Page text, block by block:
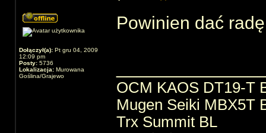
Dołączył(a): Pt gru 04, 2009
12:09 pm
Posty: 5736
Lokalizacja: Murowana
Goślina/Grajewo
Powinien dać
OCM KAOS DT19-T
Mugen Seiki MBX5T
Trx Summit BL